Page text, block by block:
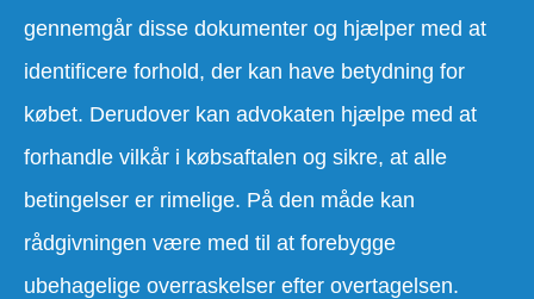
gennemgår disse dokumenter og hjælper med at
identificere forhold, der kan have betydning for
købet. Derudover kan advokaten hjælpe med at
forhandle vilkår i købsaftalen og sikre, at alle
betingelser er rimelige. På den måde kan
rådgivningen være med til at forebygge
ubehagelige overraskelser efter overtagelsen.